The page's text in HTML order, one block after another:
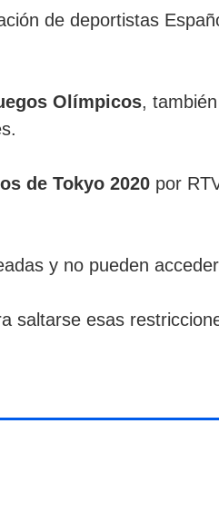
de deportistas
Olímpicos,
de Tokyo 2020 por
y no pueden
saltarse esas